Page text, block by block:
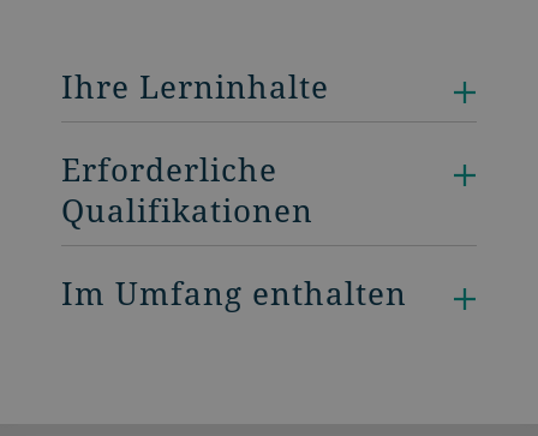
Ihre Lerninhalte
Erforderliche
Qualifikationen
Im Umfang enthalten